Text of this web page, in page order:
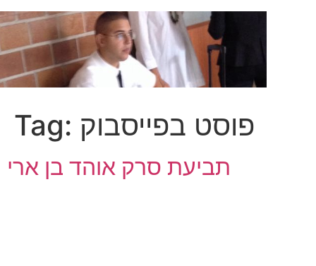
Skip
to
content
Tag: פוסט בפייסבוק
תביעת סרק אוהד בן ארי